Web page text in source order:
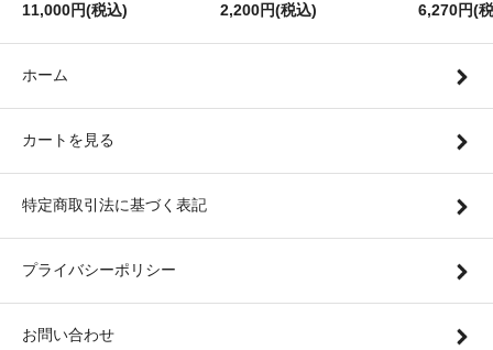
11,000円(税込) 2,200円(税込) 6,270円(
ホーム
カートを見る
特定商取引法に基づく表記
プライバシーポリシー
お問い合わせ